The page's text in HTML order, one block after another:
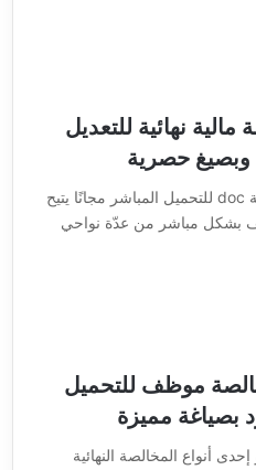
نهائية للتعديل
وبصيغ حصرية
نموذج اقرار مخالصة نهائية doc للتحميل المباشر مجانًا يتيح
بشكل مباشر من عدّة نواحي
مخالصة موظف للتحميل
بصياغة مميزة
أنواع المخالصة النهائية